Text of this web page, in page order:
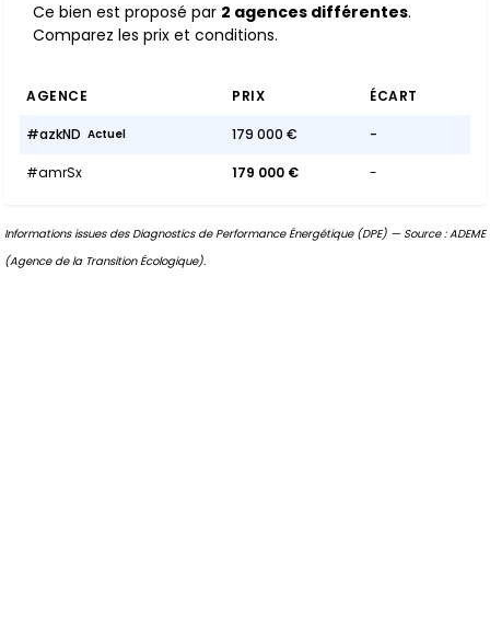
Ce bien est proposé par 2 agences différentes.
Comparez les prix et conditions.
AGENCE PRIX ÉCART
#azkND Actuel 179 000 € -
#amrSx 179 000 € -
Informations issues des Diagnostics de Performance Énergétique (DPE) — Source : ADEME
(Agence de la Transition Écologique).